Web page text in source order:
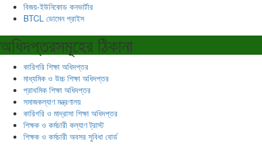
বিজয়-ইউনিকোড কনভার্টার
BTCL ডোমেন প্রাইস
অধিদপ্তরসমূহের ঠিকানা
কারিগরি শিক্ষা অধিদপ্তর
মাধ্যমিক ও উচ্চ শিক্ষা অধিদপ্তর
প্রাথমিক শিক্ষা অধিদপ্তর
সমাজকল্যাণ মন্ত্রণালয়
কারিগরি ও মাদ্রাসা শিক্ষা অধিদপ্তর
শিক্ষক ও কর্মচারী কল্যাণ ট্রাস্ট
শিক্ষক ও কর্মচারী অবসর সুবিধা বোর্ড